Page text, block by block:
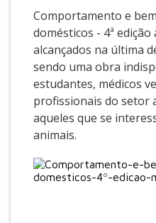
Comportamento e
domésticos - 4ª
alcançados na última
sendo uma obra
estudantes, médicos
profissionais do setor
aqueles que se
animais.